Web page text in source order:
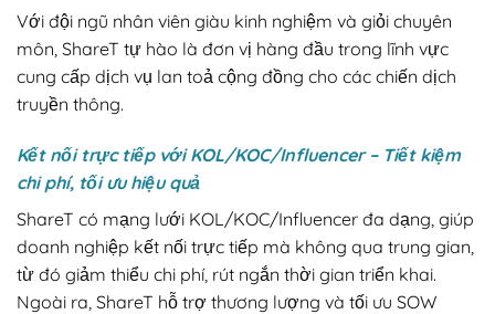
Với đội ngũ nhân viên giàu kinh nghiệm và giỏi chuyên
môn, ShareT tự hào là đơn vị hàng đầu trong lĩnh vực
cung cấp dịch vụ lan toả cộng đồng cho các chiến dịch
truyền thông.
Kết nối trực tiếp với KOL/KOC/Influencer – Tiết kiệm
chi phí, tối ưu hiệu quả
ShareT có mạng lưới KOL/KOC/Influencer đa dạng, giúp
doanh nghiệp kết nối trực tiếp mà không qua trung gian,
từ đó giảm thiểu chi phí, rút ngắn thời gian triển khai.
Ngoài ra, ShareT hỗ trợ thương lượng và tối ưu SOW